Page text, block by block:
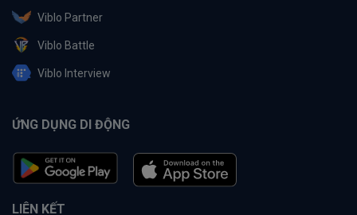
Viblo Partner
Viblo Battle
Viblo Interview
ỨNG DỤNG DI ĐỘNG
LIÊN KẾT